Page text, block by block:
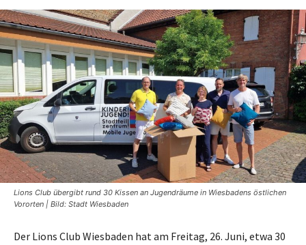
Lions Club übergibt rund 30 Kissen an Jugendräume in Wiesbadens östlichen
Vororten | Bild: Stadt Wiesbaden
Der Lions Club Wiesbaden hat am Freitag, 26. Juni, etwa 30